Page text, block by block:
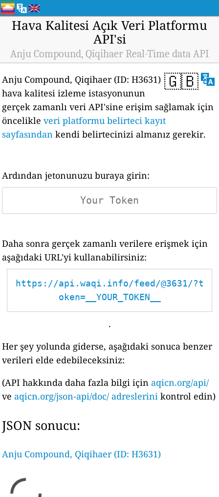
Hava Kalitesi Açık Veri Platformu
API'si
Anju Compound, Qiqihaer Real-Time data API
🇬🇧
Anju Compound, Qiqihaer (ID: H3631)
hava kalitesi izleme istasyonunun
gerçek zamanlı veri API'sine erişim sağlamak için
öncelikleveri platformu belirteci kayıt
sayfasından kendi belirtecinizi almanız gerekir.
Ardından jetonunuzu buraya girin:
Daha sonra gerçek zamanlı verilere erişmek için
aşağıdaki URL'yi kullanabilirsiniz:
https://api.waqi.info/feed/@3631/?t
oken=__YOUR_TOKEN__
.
Her şey yolunda giderse, aşağıdaki sonuca benzer
verileri elde edebileceksiniz:
(API hakkında daha fazla bilgi için aqicn.org/api/
ve aqicn.org/json-api/doc/ adreslerini kontrol edin)
JSON sonucu:
Anju Compound, Qiqihaer (ID: H3631)